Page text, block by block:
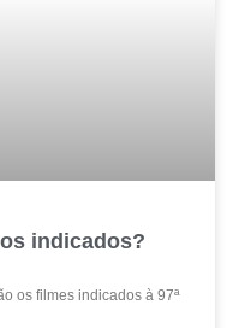
indicados?
os filmes indicados à 97ª